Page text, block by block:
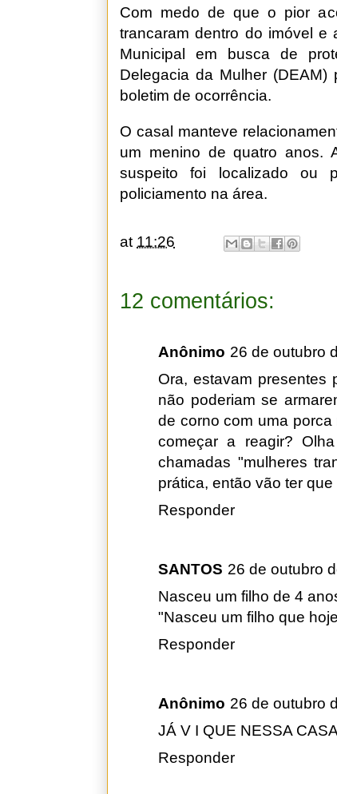
Com medo de que o pior
trancaram dentro do imóvel e
Municipal em busca de
Delegacia da Mulher
boletim de ocorrência.
O casal manteve
um menino de quatro anos.
suspeito foi localizado ou
policiamento na área.
at 11:26
12 comentários:
Anônimo 26 de outubro
Ora, estavam presentes
não poderiam se
de corno com uma
começar a reagir?
chamadas "mulheres
prática, então vão ter
Responder
SANTOS 26 de outubro
Nasceu um filho de 4
"Nasceu um filho que
Responder
Anônimo 26 de outubro
JÁ V I QUE NESSA
Responder